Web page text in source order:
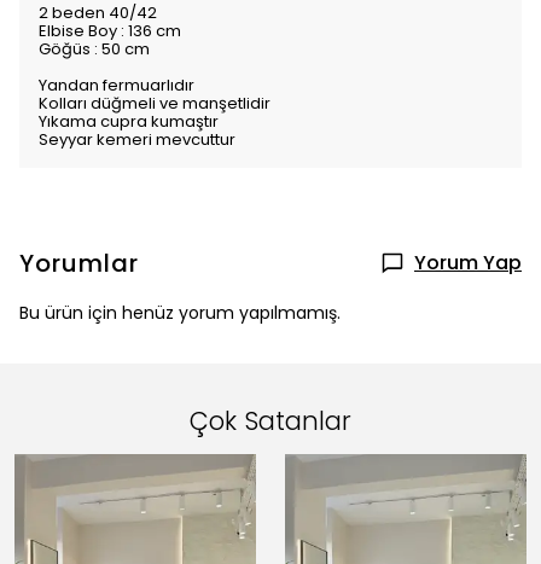
2 beden 40/42
Elbise Boy : 136 cm
Göğüs : 50 cm
Yandan fermuarlıdır
Kolları düğmeli ve manşetlidir
Yıkama cupra kumaştır
Seyyar kemeri mevcuttur
Yorumlar Yorum Yap
Bu ürün için henüz yorum yapılmamış.
Çok Satanlar